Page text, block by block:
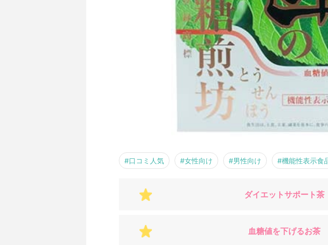
#口コミ人気 #女性向け #男性向け #機能性表示食
ダイエットサポート茶
血糖値を下げるお茶